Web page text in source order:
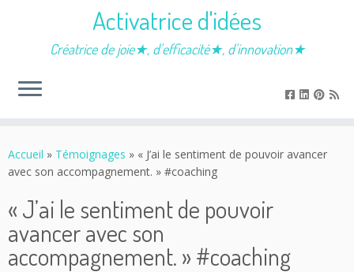
au
contenu
Activatrice d'idées
Créatrice de joie★, d'efficacité★, d'innovation★
Accueil » Témoignages » « J’ai le sentiment de pouvoir avancer
avec son accompagnement. » #coaching
« J’ai le sentiment de pouvoir
avancer avec son
accompagnement. » #coaching